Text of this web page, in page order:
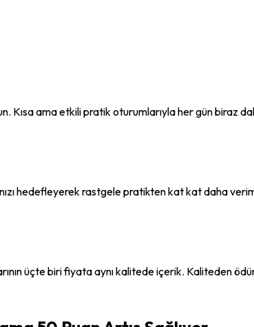
Kısa ama etkili pratik oturumlarıyla her gün biraz
hedefleyerek rastgele pratikten kat kat daha
üçte biri fiyata aynı kalitede içerik. Kaliteden